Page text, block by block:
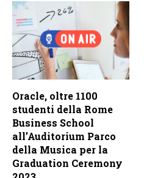
Oracle, oltre 1100
studenti della Rome
Business School
all’Auditorium Parco
della Musica per la
Graduation Ceremony